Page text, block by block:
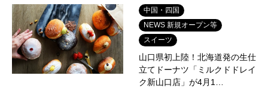
中国・四国
NEWS 新規オープン等
スイーツ
山口県初上陸！北海道発の生仕
立てドーナツ「ミルクドドレイ
ク新山口店」が4月1…